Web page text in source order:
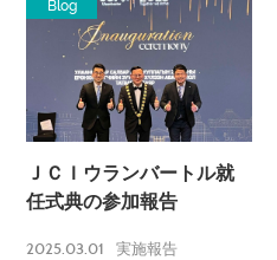
Blog
ＪＣＩウランバートル就
任式典の参加報告
2025.03.01 実施報告